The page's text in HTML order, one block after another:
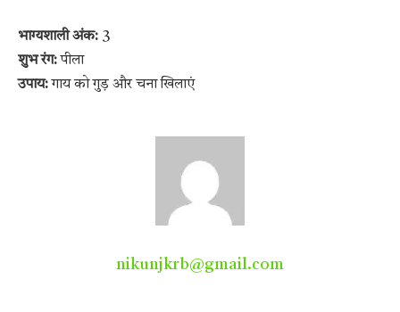
भाग्यशाली अंक: 3
शुभ रंग:पीला
उपाय:गाय को गुड़ और चना खिलाएं
nikunjkrb@gmail.com